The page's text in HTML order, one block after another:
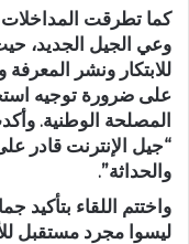
كما تطرقت
وعي الجيل الجديد،
للابتكار ونشر
على ضرورة توجيه
المصلحة الوطنية.
“جيل الإنترنت قادر
والحداثة”.
واختتم اللقاء
ليسوا مجرد مستقبل